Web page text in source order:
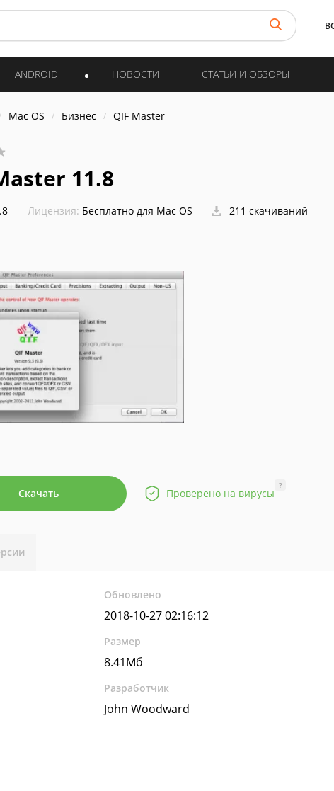
ANDROID НОВОСТИ СТАТЬИ И ОБЗОРЫ
Mac OS Бизнес QIF Master
11.8
Лицензия: Бесплатно для Mac OS 211 скачиваний
Скачать Проверено на вирусы
?
Обновлено
2018-10-27 02:16:12
Размер
8.41Мб
Разработчик
John Woodward